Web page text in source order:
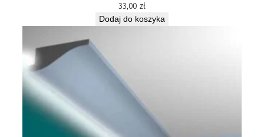
33,00zł
Dodaj do koszyka